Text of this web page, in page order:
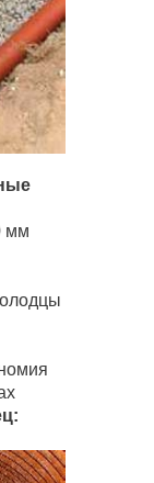
мм